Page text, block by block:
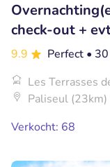
check-out +
9.9 Perfect •
Les Terrasses
Paliseul (23km)
Verkocht: 68